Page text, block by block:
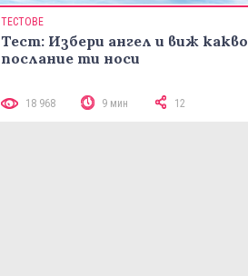
ТЕСТОВЕ
Тест: Избери ангел и виж какво
послание ти носи
18 968 9 мин 12